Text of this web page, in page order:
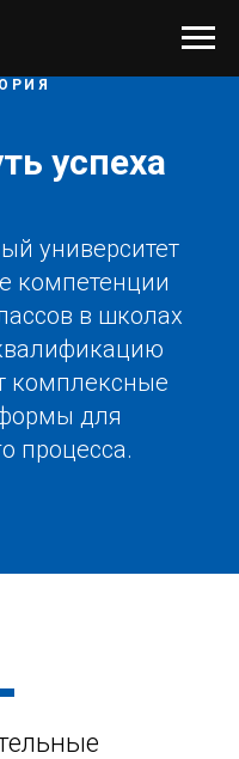
успеха
университет
компетенции
в школах
комплексные
для
процесса.